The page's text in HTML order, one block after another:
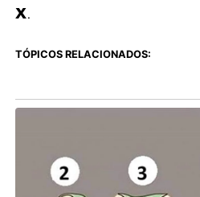
X.
TÓPICOS RELACIONADOS: